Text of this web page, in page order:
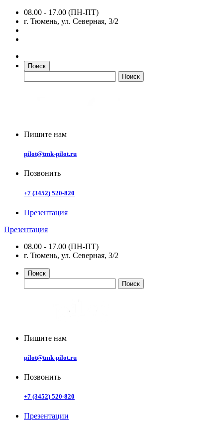
08.00 - 17.00 (ПН-ПТ)
г. Тюмень, ул. Северная, 3/2
Поиск
Пишите нам
pilot@tmk-pilot.ru
Позвонить
+7 (3452) 520-820
Презентация
Презентация
08.00 - 17.00 (ПН-ПТ)
г. Тюмень, ул. Северная, 3/2
Поиск
Пишите нам
pilot@tmk-pilot.ru
Позвонить
+7 (3452) 520-820
Презентации